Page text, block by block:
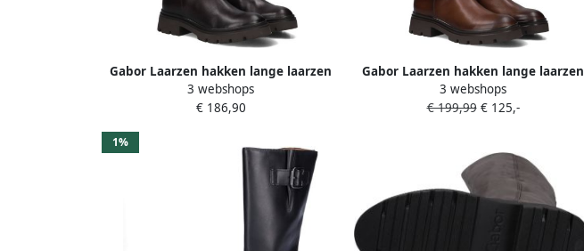
Gabor Laarzen hakken lange laarzen
met comfortabele beste pasvorm-
uitrusting
3 webshops
€ 186,90
Gabor Laarzen hakken lange laarzen
met comfortabele beste pasvorm-
uitrusting
3 webshops
€ 199,99€ 125,-
1%